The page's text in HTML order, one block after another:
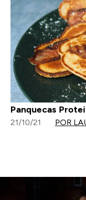
Panquecas
21/10/21 POR